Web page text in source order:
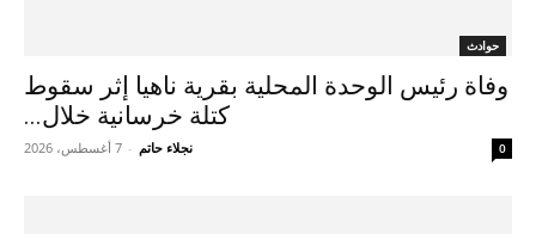
حوادث
وفاة رئيس الوحدة المحلية بقرية ناهيا إثر سقوط
كتلة خرسانية خلال...
نجلاء حاتم - 7 أغسطس، 2026 0